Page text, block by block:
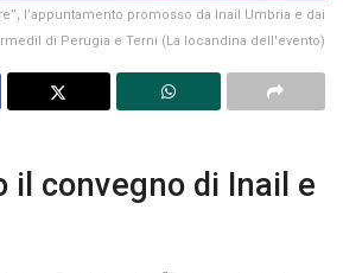
l’appuntamento promosso da Inail Umbria e dai
di Perugia e Terni (La locandina dell'evento)
il convegno di Inail e